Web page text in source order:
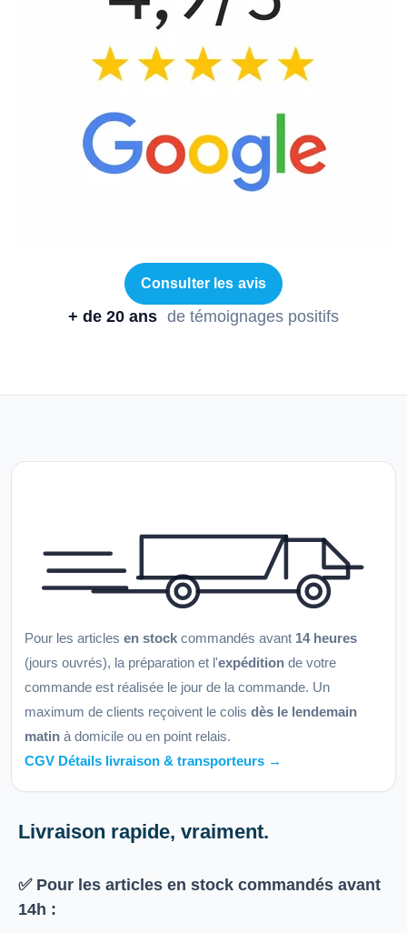
Consulter les avis
+ de 20 ans de témoignages positifs
Pour les articles en stock commandés avant 14 heures
(jours ouvrés), la préparation et l'expédition de votre
commande est réalisée le jour de la commande. Un
maximum de clients reçoivent le colis dès le lendemain
matin à domicile ou en point relais.
CGV Détails livraison & transporteurs →
Livraison rapide, vraiment.
✅ Pour les articles en stock commandés avant
14h :